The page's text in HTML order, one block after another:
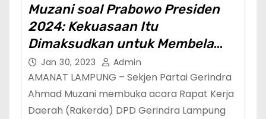
Muzani soal Prabowo Presiden
2024: Kekuasaan Itu
Dimaksudkan untuk Membela
Rakyat Kecil dan Terpinggirkan
Jan 30, 2023 Admin
AMANAT LAMPUNG – Sekjen Partai Gerindra
Ahmad Muzani membuka acara Rapat Kerja
Daerah (Rakerda) DPD Gerindra Lampung